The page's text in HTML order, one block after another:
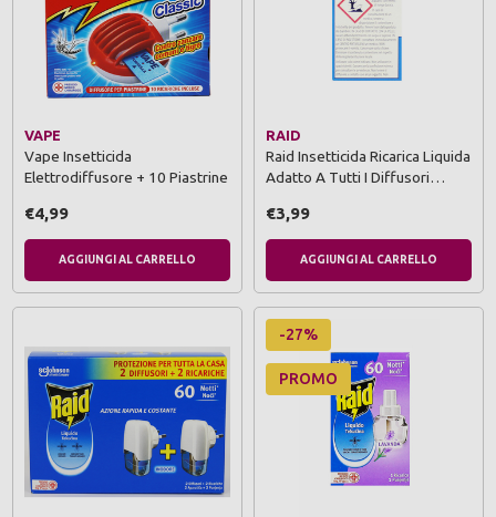
VAPE
Vape Insetticida
Elettrodiffusore + 10 Piastrine
€4,99
AGGIUNGI AL CARRELLO
RAID
Raid Insetticida Ricarica Liquida
Adatto A Tutti I Diffusori…
€3,99
AGGIUNGI AL CARRELLO
-27%
PROMO